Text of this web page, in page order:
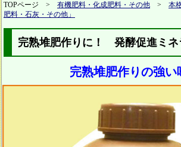
TOPページ > 有機肥料・化成肥料・その他 > 本
肥料・石灰・その他」
完熟堆肥作りに！ 発酵促進ミネ
完熟堆肥作りの強い